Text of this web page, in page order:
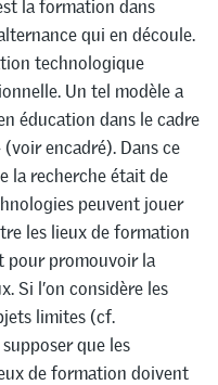
la formation dans
qui en découle.
technologique
Un tel modèle a
éducation dans le cadre
encadré). Dans ce
la recherche était de
peuvent jouer
les lieux de formation
pour promouvoir la
Si l’on considère les
limites (cf.
que les
de formation doivent